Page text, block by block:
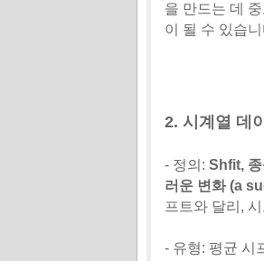
을 만드는 데
이 될 수 있습
2. 시계열 데
- 정의: Shfit,
러운 변화 (a
프트와 달리,
- 유형: 평균 시